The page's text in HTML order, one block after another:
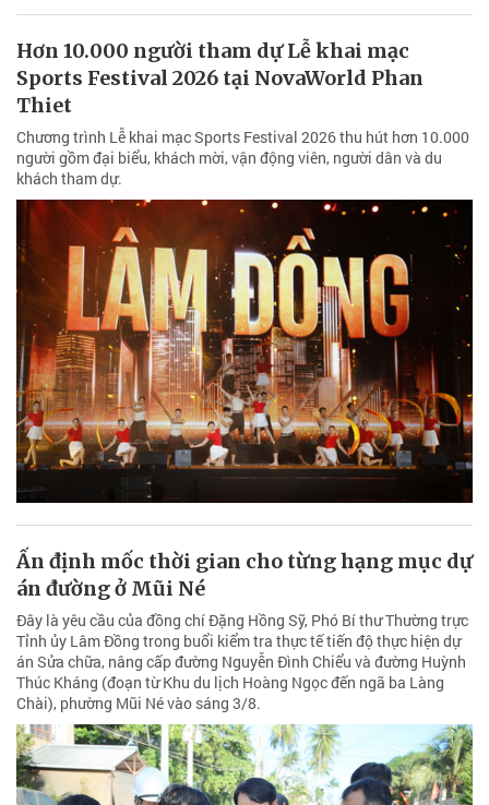
Hơn 10.000 người tham dự Lễ khai mạc
Sports Festival 2026 tại NovaWorld Phan
Thiet
Chương trình Lễ khai mạc Sports Festival 2026 thu hút hơn 10.000
người gồm đại biểu, khách mời, vận động viên, người dân và du
khách tham dự.
Ấn định mốc thời gian cho từng hạng mục dự
án đường ở Mũi Né
Đây là yêu cầu của đồng chí Đặng Hồng Sỹ, Phó Bí thư Thường trực
Tỉnh ủy Lâm Đồng trong buổi kiểm tra thực tế tiến độ thực hiện dự
án Sửa chữa, nâng cấp đường Nguyễn Đình Chiểu và đường Huỳnh
Thúc Kháng (đoạn từ Khu du lịch Hoàng Ngọc đến ngã ba Làng
Chài), phường Mũi Né vào sáng 3/8.